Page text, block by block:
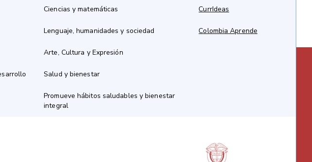
Ciencias y matemáticas
Lenguaje, humanidades y sociedad
Arte, Cultura y Expresión
Salud y bienestar
Promueve hábitos saludables y bienestar
integral
CurrIdeas
Colombia Aprende